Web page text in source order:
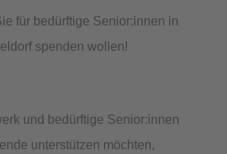
für bedürftige Senior:innen in
spenden wollen!
und bedürftige Senior:innen
unterstützen möchten,